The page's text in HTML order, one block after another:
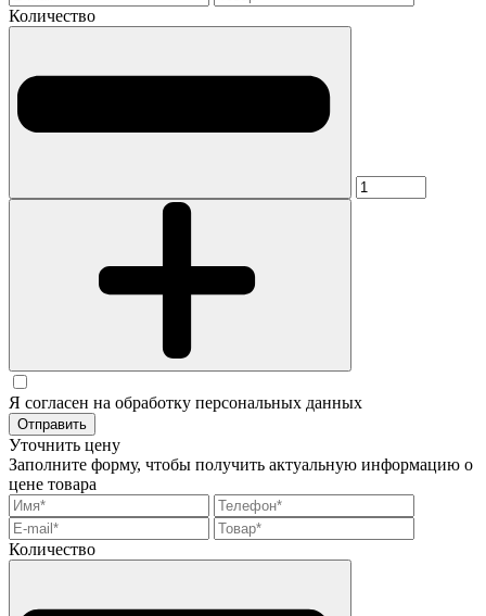
Количество
Я согласен на обработку персональных данных
Отправить
Уточнить цену
Заполните форму, чтобы получить актуальную информацию о
цене товара
Количество